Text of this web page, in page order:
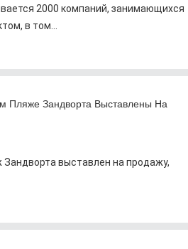
2000 компаний, занимающихся
в том...
Пляже Зандворта Выставлены На
выставлен на продажу,